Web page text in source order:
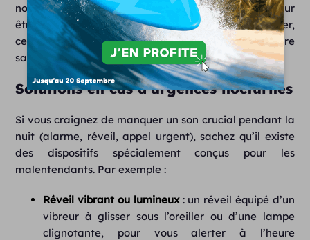
nocturnes sans sacrifier votre confort. Que ce soit pour
être réveillé en cas d’urgence ou pour vous rassurer,
ces alternatives peuvent vous aider à mieux entendre
sans vos prothèses.
Solutions en cas d’urgences nocturnes
Si vous craignez de manquer un son crucial pendant la
nuit (alarme, réveil, appel urgent), sachez qu’il existe
des dispositifs spécialement conçus pour les
malentendants. Par exemple :
Réveil vibrant ou lumineux: un réveil équipé d’un
vibreur à glisser sous l’oreiller ou d’une lampe
clignotante, pour vous alerter à l’heure